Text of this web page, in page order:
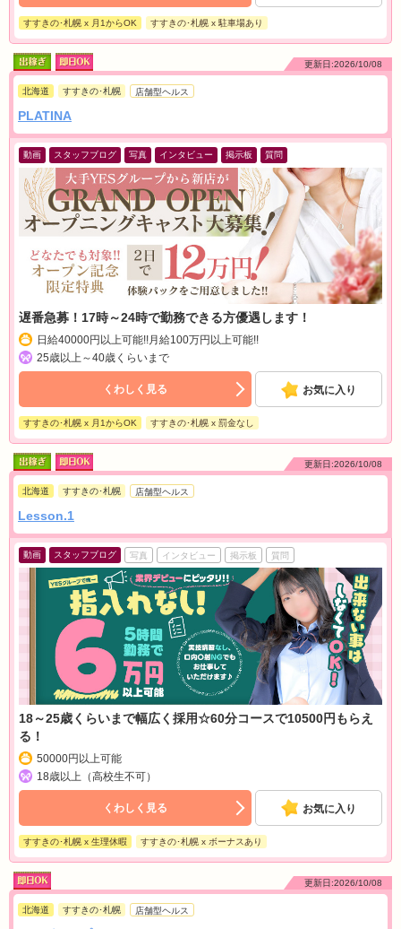
すすきの･札幌 x 月1からOK すすきの･札幌 x 駐車場あり
更新日:2026/10/08
北海道 すすきの･札幌 店舗型ヘルス
PLATINA
動画 スタッフブログ 写真 インタビュー 掲示板 質問
遅番急募！17時～24時で勤務できる方優遇します！
日給40000円以上可能!!月給100万円以上可能!!
25歳以上～40歳くらいまで
くわしく見る お気に入り
すすきの･札幌 x 月1からOK すすきの･札幌 x 罰金なし
更新日:2026/10/08
北海道 すすきの･札幌 店舗型ヘルス
Lesson.1
動画 スタッフブログ 写真 インタビュー 掲示板 質問
18～25歳くらいまで幅広く採用☆60分コースで10500円もらえ
る！
50000円以上可能
18歳以上（高校生不可）
くわしく見る お気に入り
すすきの･札幌 x 生理休暇 すすきの･札幌 x ボーナスあり
更新日:2026/10/08
北海道 すすきの･札幌 店舗型ヘルス